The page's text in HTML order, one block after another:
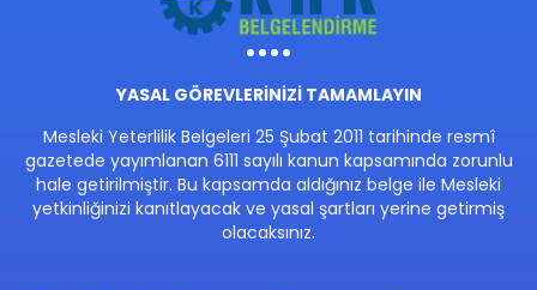
YASAL GÖREVLERİNİZİ TAMAMLAYIN
Mesleki Yeterlilik Belgeleri 25 Şubat 2011 tarihinde resmî
gazetede yayımlanan 6111 sayılı kanun kapsamında zorunlu
hale getirilmiştir. Bu kapsamda aldığınız belge ile Mesleki
yetkinliğinizi kanıtlayacak ve yasal şartları yerine getirmiş
olacaksınız.